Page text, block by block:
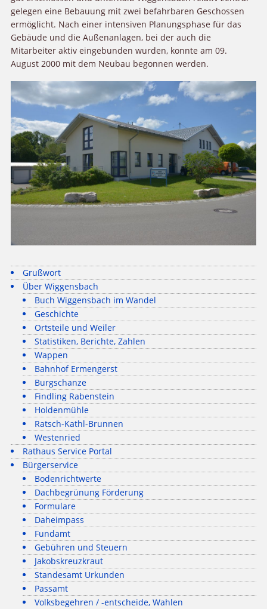
gelegen eine Bebauung mit zwei befahrbaren Geschossen
ermöglicht. Nach einer intensiven Planungsphase für das
Gebäude und die Außenanlagen, bei der auch die
Mitarbeiter aktiv eingebunden wurden, konnte am 09.
August 2000 mit dem Neubau begonnen werden.
Grußwort
Über Wiggensbach
Buch Wiggensbach im Wandel
Geschichte
Ortsteile und Weiler
Statistiken, Berichte, Zahlen
Wappen
Bahnhof Ermengerst
Burgschanze
Findling Rabenstein
Holdenmühle
Ratsch-Kathl-Brunnen
Westenried
Rathaus Service Portal
Bürgerservice
Bodenrichtwerte
Dachbegrünung Förderung
Formulare
Daheimpass
Fundamt
Gebühren und Steuern
Jakobskreuzkraut
Standesamt Urkunden
Passamt
Volksbegehren / -entscheide, Wahlen